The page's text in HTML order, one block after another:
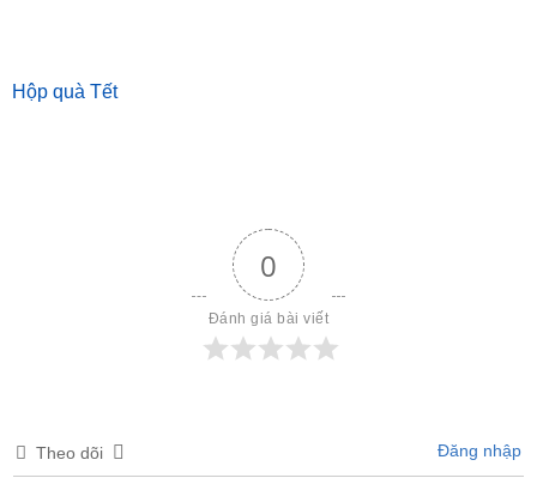
Hộp quà Tết
0
Đánh giá bài viết
Theo dõi Đăng nhập